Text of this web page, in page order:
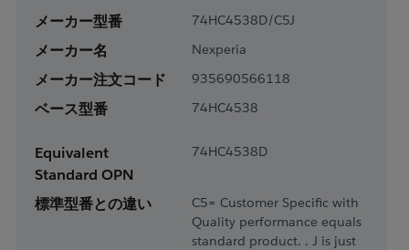
メーカー型番 74HC4538D/C5J
メーカー名 Nexperia
メーカー注文コード 935690566118
ベース型番 74HC4538
Equivalent
Standard OPN
74HC4538D
標準型番との違い
C5= Customer Specific with
Quality performance equals
standard product. . J is just